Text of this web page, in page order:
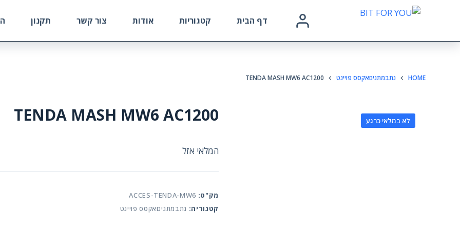
דף הבית קטגוריות אודות צור קשר תקנון
HOME נתבמתגיםאקסס פויינט TENDA MASH MW6 AC1200
לא במלאי כרגע TENDA MASH MW6 AC1200
המלאי אזל
מק"ט: ACCES-TENDA-MW6
קטגוריה: נתבמתגיםאקסס פויינט